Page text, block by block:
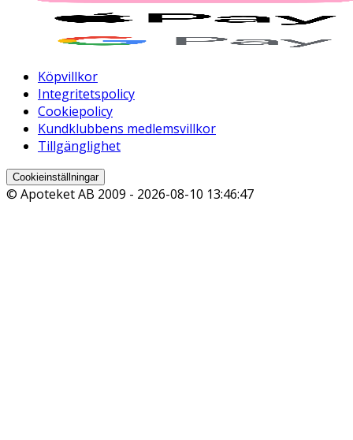
Köpvillkor
Integritetspolicy
Cookiepolicy
Kundklubbens medlemsvillkor
Tillgänglighet
Cookieinställningar
© Apoteket AB 2009 - 2026-08-10 13:46:47